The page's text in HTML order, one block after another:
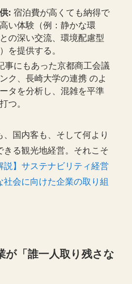
: 宿泊費が高くても納得で
い体験（例：静かな環
の深い交流、環境配慮型
を提供する。
事にもあった京都商工会議
ク、長崎大学の連携 のよ
タを分析し、混雑を平準
つ。
、国内客も、そして何より
きる観光地経営。それこそ
説】サステナビリティ経営
社会に向けた企業の取り組
が「誰一人取り残さな